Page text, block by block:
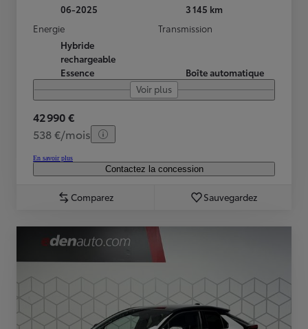
06-2025
3 145 km
Energie
Hybride
rechargeable
Essence
Transmission
Boîte automatique
Voir plus
42 990 €
538 €/mois
En savoir plus
Contactez la concession
Comparez Sauvegardez